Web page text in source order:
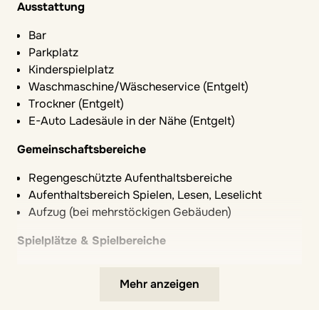
Ausstattung
Bar
Parkplatz
Kinderspielplatz
Waschmaschine/Wäscheservice (Entgelt)
Trockner (Entgelt)
E-Auto Ladesäule in der Nähe (Entgelt)
Gemeinschaftsbereiche
Regengeschützte Aufenthaltsbereiche
Aufenthaltsbereich Spielen, Lesen, Leselicht
Aufzug (bei mehrstöckigen Gebäuden)
Spielplätze & Spielbereiche
Spielplatz mit Schattenflächen
Mehr anzeigen